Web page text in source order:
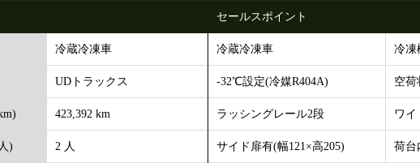
冷蔵冷凍車
UDトラックス
423,392 km
) 2 人
セールスポイント
冷蔵冷凍車 冷凍
-32℃設定(冷媒R404A) 空
ラッシングレール2段 ワイ
サイド扉有(幅121×高205) 荷台